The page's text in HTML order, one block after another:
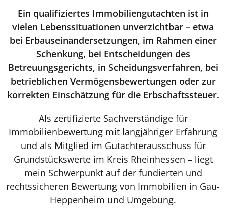
Ein qualifiziertes Immobiliengutachten ist in
vielen Lebenssituationen unverzichtbar – etwa
bei Erbauseinandersetzungen, im Rahmen einer
Schenkung, bei Entscheidungen des
Betreuungsgerichts, in Scheidungsverfahren, bei
betrieblichen Vermögensbewertungen oder zur
korrekten Einschätzung für die Erbschaftssteuer.
Als zertifizierte Sachverständige für
Immobilienbewertung mit langjähriger Erfahrung
und als Mitglied im Gutachterausschuss für
Grundstückswerte im Kreis Rheinhessen – liegt
mein Schwerpunkt auf der fundierten und
rechtssicheren Bewertung von Immobilien in Gau-
Heppenheim und Umgebung.